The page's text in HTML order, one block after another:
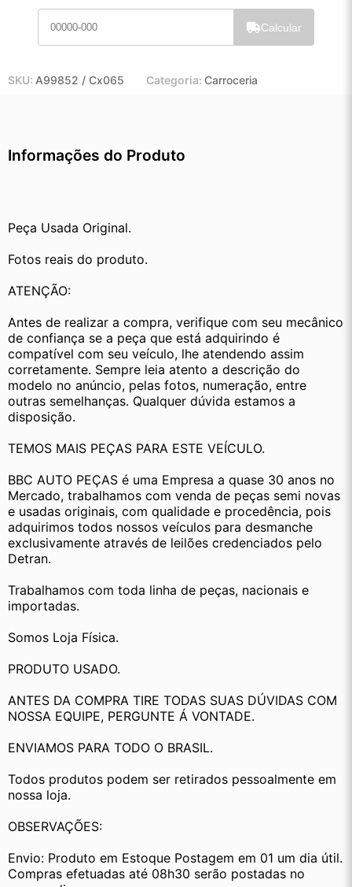
Calcular
SKU: A99852 / Cx065 Categoria: Carroceria
Informações do Produto
Peça Usada Original.
Fotos reais do produto.
ATENÇÃO:
Antes de realizar a compra, verifique com seu mecânico
de confiança se a peça que está adquirindo é
compatível com seu veículo, lhe atendendo assim
corretamente. Sempre leia atento a descrição do
modelo no anúncio, pelas fotos, numeração, entre
outras semelhanças. Qualquer dúvida estamos a
disposição.
TEMOS MAIS PEÇAS PARA ESTE VEÍCULO.
BBC AUTO PEÇAS é uma Empresa a quase 30 anos no
Mercado, trabalhamos com venda de peças semi novas
e usadas originais, com qualidade e procedência, pois
adquirimos todos nossos veículos para desmanche
exclusivamente através de leilões credenciados pelo
Detran.
Trabalhamos com toda linha de peças, nacionais e
importadas.
Somos Loja Física.
PRODUTO USADO.
ANTES DA COMPRA TIRE TODAS SUAS DÚVIDAS COM
NOSSA EQUIPE, PERGUNTE Á VONTADE.
ENVIAMOS PARA TODO O BRASIL.
Todos produtos podem ser retirados pessoalmente em
nossa loja.
OBSERVAÇÕES:
Envio: Produto em Estoque Postagem em 01 um dia útil.
Compras efetuadas até 08h30 serão postadas no